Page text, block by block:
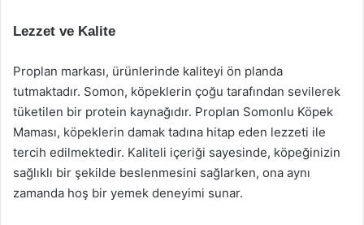
Lezzet ve Kalite
Proplan markası, ürünlerinde kaliteyi ön planda
tutmaktadır. Somon, köpeklerin çoğu tarafından sevilerek
tüketilen bir protein kaynağıdır. Proplan Somonlu Köpek
Maması, köpeklerin damak tadına hitap eden lezzeti ile
tercih edilmektedir. Kaliteli içeriği sayesinde, köpeğinizin
sağlıklı bir şekilde beslenmesini sağlarken, ona aynı
zamanda hoş bir yemek deneyimi sunar.